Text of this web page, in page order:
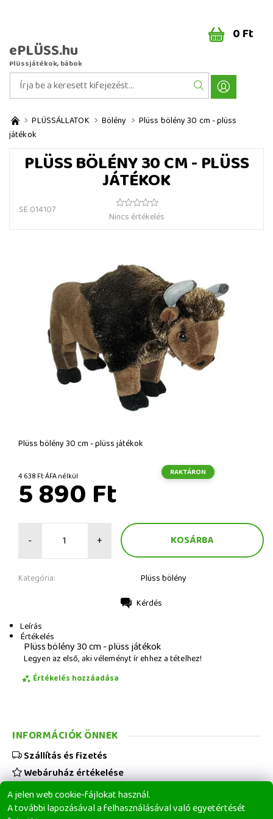
ePLÜSS.hu
Plüssjátékok, bábok
0 Ft
PLÜSSÁLLATOK Bölény
Plüss bölény 30 cm - plüss
játékok
PLÜSS BÖLÉNY 30 CM - PLÜSS
JÁTÉKOK
SE 014107
Nincs értékelés
Plüss bölény 30 cm - plüss játékok
4 638 Ft ÁFA nélkül RAKTÁRON
5 890 Ft
- +
Kategória: Plüss bölény
Kérdés
Leírás
Értékelés
Plüss bölény 30 cm - plüss játékok
Legyen az első, aki véleményt ír ehhez a tételhez!
Értékelés hozzáadása
A jelen web cookie-fájlokat használ.
A további lapozásával a felhasználásával való egyetértését
INFORMÁCIÓK ÖNNEK
Szállítás és fizetés
Webáruház értékelése
Viszonteladóknak
Üzleti feltételek